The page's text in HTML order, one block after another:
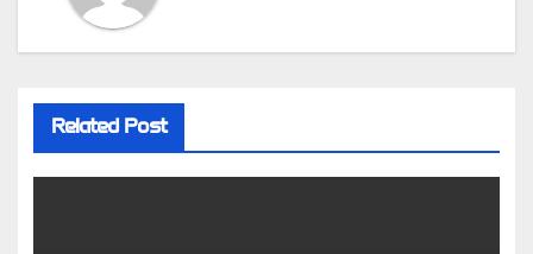
Related Post